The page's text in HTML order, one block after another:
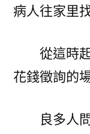
病人往家里
從這時
花錢徵詢的
良多人